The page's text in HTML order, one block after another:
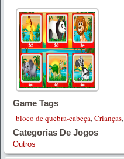
Game Tags
bloco de quebra-cabeça,Crianças,
Categorias De Jogos
Outros